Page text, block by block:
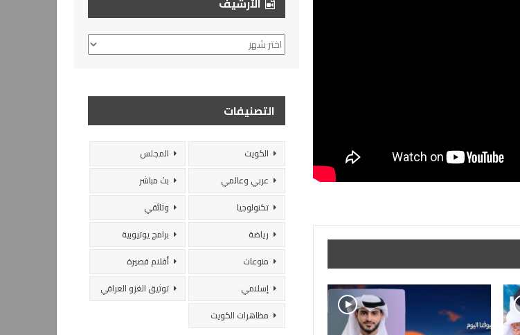
الأرشيف
التصنيفات
الكويت
المجلس
عربي وعالمي
بث مباشر
تكنولوجيا
وثائقي
رياضة
برامج يوتيوبية
منوعات
أفلام قصيرة
إسلامي
توثيق الغزو العراقي
مظاهرات الكويت